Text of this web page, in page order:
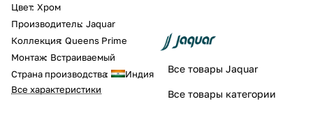
Цвет: Хром
Производитель: Jaquar
Коллекция: Queens Prime
Монтаж: Встраиваемый
Страна производства:
Индия
Все характеристики
Все товары Jaquar
Все товары категории